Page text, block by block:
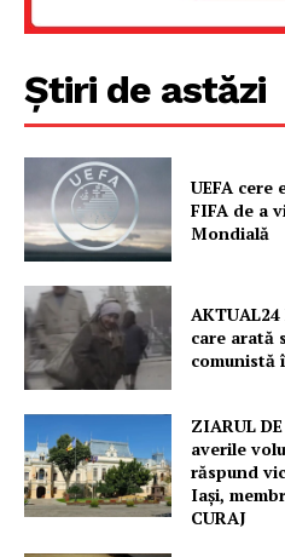
PRESShub
Proiecte editoriale
Rețea
Contact
Știri de astăzi
UEFA
FIFA de a
Mondială
care arată
comunistă
ZIARUL
averile
răspund
Iași,
CURAJ